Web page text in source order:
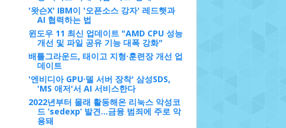
'왓슨X' IBM이 '오픈소스 강자' 레드햇과
AI 협력하는 법
윈도우 11 최신 업데이트 "AMD CPU 성능
개선 및 파일 공유 기능 대폭 강화"
배틀그라운드, 태이고 지형·훈련장 개선 업
데이트
'엔비디아 GPU·델 서버 장착' 삼성SDS,
'MS 애저'서 AI 서비스한다
2022년부터 몰래 활동해온 리눅스 악성코
드 ‘sedexp’ 발견...금융 범죄에 주로 악
용돼